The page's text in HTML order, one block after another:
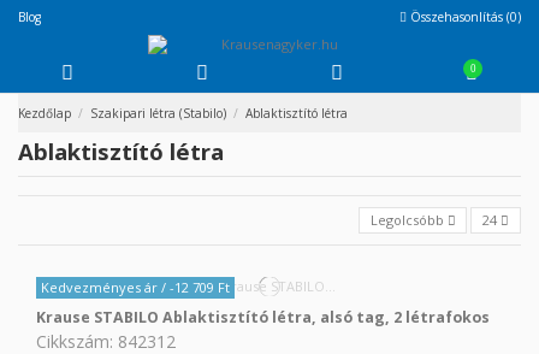
Blog Összehasonlítás (0)
0
Kezdőlap Szakipari létra (Stabilo) Ablaktisztító létra
Ablaktisztító létra
Legolcsóbb 24
Kedvezményes ár/ -12 709 Ft
Krause STABILO Ablaktisztító létra, alsó tag, 2 létrafokos
Cikkszám: 842312